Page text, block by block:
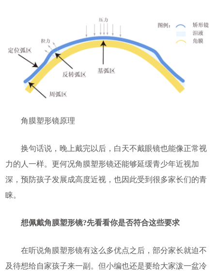
角膜塑形镜原理
换句话说，晚上戴完以后，白天不戴眼镜也能像正常视
力的人一样。更何况角膜塑形镜还能够延缓青少年近视加
深，预防孩子发展成高度近视，也因此受到很多家长们的青
睐。
想佩戴角膜塑形镜?先看看你是否符合这些要求
在听说角膜塑形镜有这么多优点之后，部分家长就迫不
及待想给自家孩子来一副。但小编也还是要给大家泼一盆冷